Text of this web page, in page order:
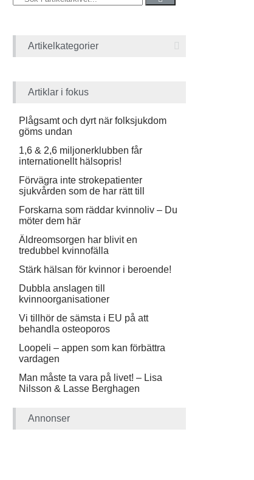
Artikelkategorier
Artiklar i fokus
Plågsamt och dyrt när folksjukdom
göms undan
1,6 & 2,6 miljonerklubben får
internationellt hälsopris!
Förvägra inte strokepatienter
sjukvården som de har rätt till
Forskarna som räddar kvinnoliv – Du
möter dem här
Äldreomsorgen har blivit en
tredubbel kvinnofälla
Stärk hälsan för kvinnor i beroende!
Dubbla anslagen till
kvinnoorganisationer
Vi tillhör de sämsta i EU på att
behandla osteoporos
Loopeli – appen som kan förbättra
vardagen
Man måste ta vara på livet! – Lisa
Nilsson & Lasse Berghagen
Annonser